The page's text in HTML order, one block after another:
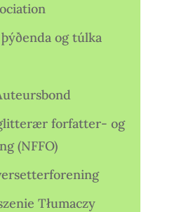
og túlka
forfatter- og
(NFFO)
Tłumaczy